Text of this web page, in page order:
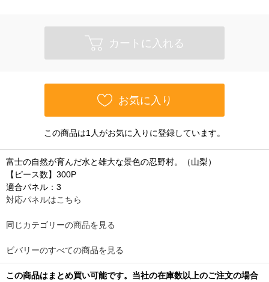
カートに入れる
お気に入り
この商品は1人がお気に入りに登録しています。
富士の自然が育んだ水と雄大な景色の忍野村。（山梨）
【ピース数】300P
適合パネル：3
対応パネルはこちら
同じカテゴリーの商品を見る
ビバリーのすべての商品を見る
この商品はまとめ買い可能です。当社の在庫数以上のご注文の場合